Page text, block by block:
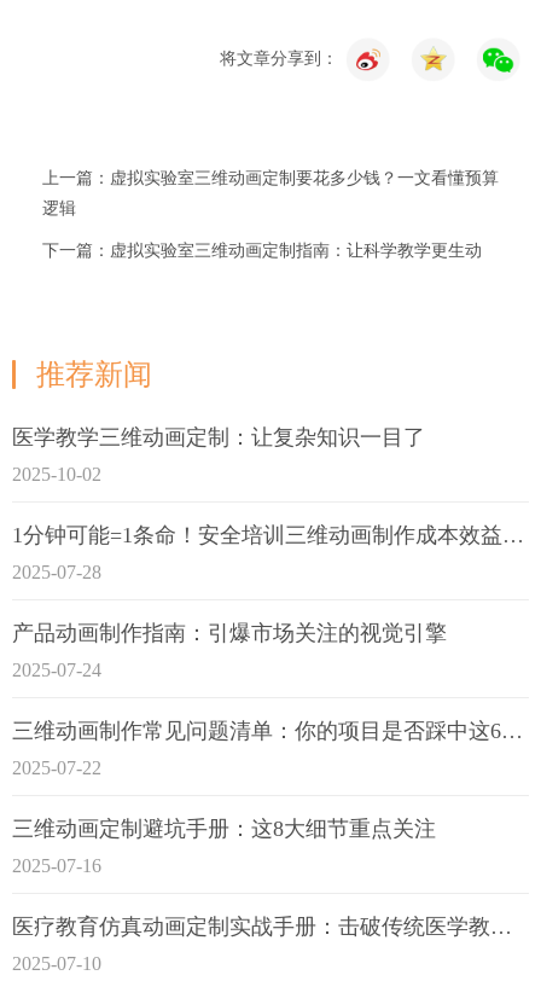
将文章分享到：
上一篇：虚拟实验室三维动画定制要花多少钱？一文看懂预算
逻辑
下一篇：虚拟实验室三维动画定制指南：让科学教学更生动
推荐新闻
医学教学三维动画定制：让复杂知识一目了
2025-10-02
1分钟可能=1条命！安全培训三维动画制作成本效益深度拆解
2025-07-28
产品动画制作指南：引爆市场关注的视觉引擎
2025-07-24
三维动画制作常见问题清单：你的项目是否踩中这6大技术雷区？
2025-07-22
三维动画定制避坑手册：这8大细节重点关注
2025-07-16
医疗教育仿真动画定制实战手册：击破传统医学教育7大痛点
2025-07-10